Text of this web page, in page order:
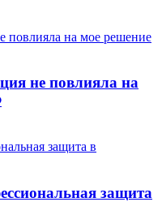
не повлияла на
защита